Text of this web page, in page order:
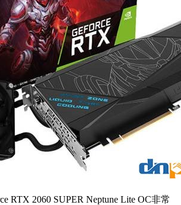
RTX 2060 SUPER Neptune Lite OC非常